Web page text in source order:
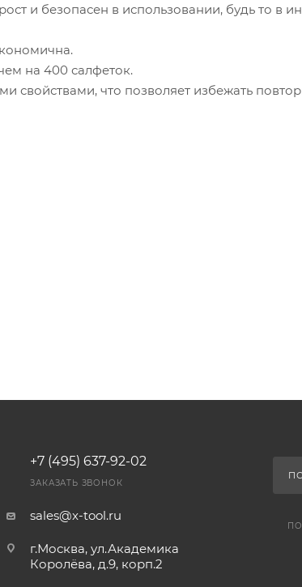
и безопасен в использовании, будь то в
на 400 салфеток.
свойствами, что позволяет избежать
+7 (495) 637-92-02
ЗАКАЗАТЬ ЗВОНОК
sales@x-tool.ru
г.Москва, ул.Академика
Королёва, д.9, корп.2